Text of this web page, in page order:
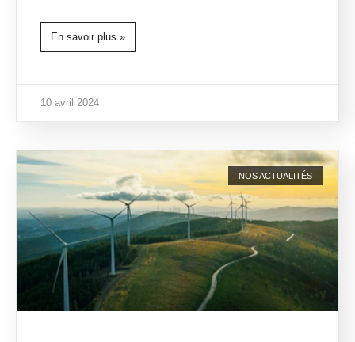
En savoir plus »
10 avril 2024
NOS ACTUALITÉS